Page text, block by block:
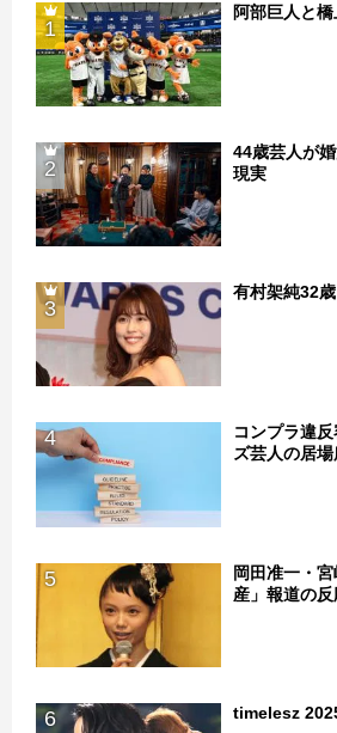
1
阿部巨人と
2
44歳芸人が
現実
3
有村架純32
4
コンプラ違
ズ芸人の居場
5
岡田准一・
産」報道の反
6 timelesz